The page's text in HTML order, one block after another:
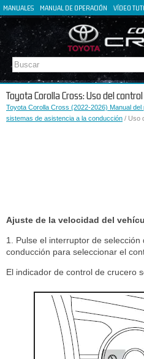
MANUALES MANUAL DE OPERACIÓN VÍDEO
FR
IT
Toyota Corolla Cross: Uso del
Toyota Corolla Cross (2022-2026) Manual del
sistemas de asistencia a la conducción / Uso
Ajuste de la velocidad del
1. Pulse el interruptor de
conducción para seleccionar el
El indicador de control de crucero